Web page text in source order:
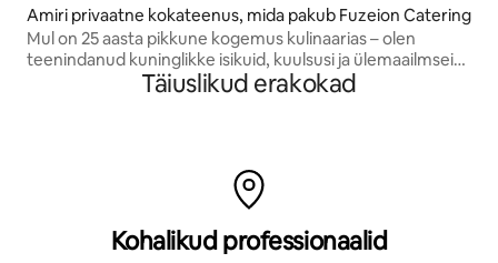
Amiri privaatne kokateenus, mida pakub Fuzeion Catering
Mul on 25 aasta pikkune kogemus kulinaarias – olen
teenindanud kuninglikke isikuid, kuulsusi ja ülemaailmseid
Täiuslikud erakokad
Kohalikud professionaalid